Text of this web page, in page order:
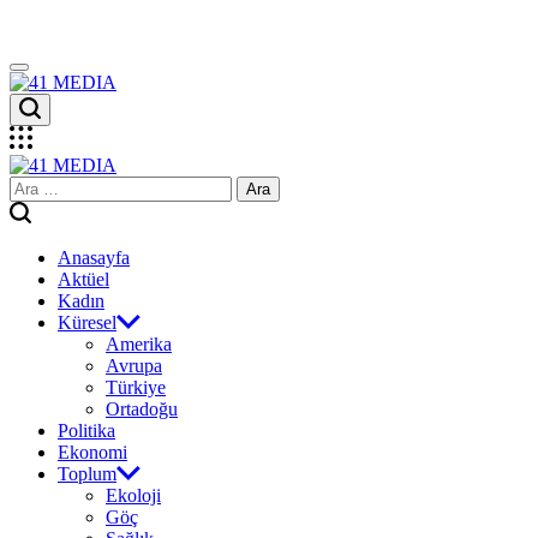
Skip
to
content
41
MEDIA
41
MEDIA
Arama:
Anasayfa
Aktüel
Kadın
Küresel
Amerika
Avrupa
Türkiye
Ortadoğu
Politika
Ekonomi
Toplum
Ekoloji
Göç